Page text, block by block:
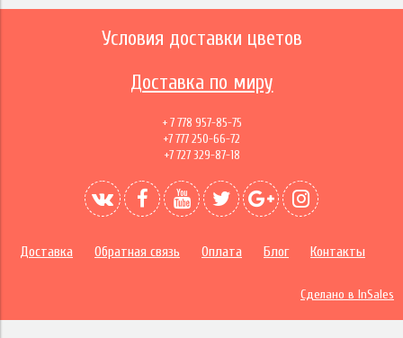
Условия доставки цветов
Доставка по миру
+ 7 778 957-85-75
+7 777 250-66-72
+7 727 329-87-18
Доставка Обратная связь Оплата Блог Контакты
Сделано в InSales